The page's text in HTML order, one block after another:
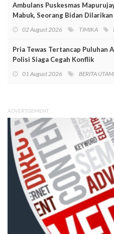
Ambulans Puskesmas
Mabuk, Seorang Bidan
02 August 2026 TIMIKA
Pria Tewas Tertancap Puluhan
Polisi Siaga Cegah Konflik
01 August 2026 BERITA
ADVERTISEMENT